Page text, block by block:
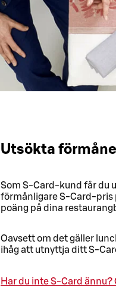
Utsökta
Som S-Card-kund får du
förmånligare S-Card-pris
poäng på dina
Oavsett om det gäller
ihåg att utnyttja ditt S-
Har du inte S-Card ännu?